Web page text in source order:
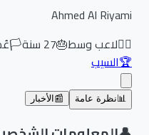
Ahmed Al Riyami
لاعب وسط🎂
27سنة🏳️عُمان
السيب
نظرة عامة 📰 الأخبار